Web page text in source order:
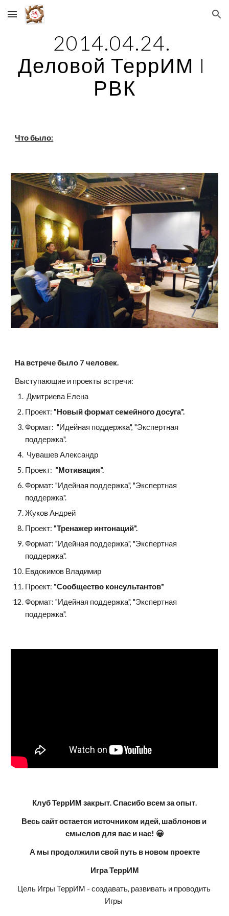
Skip to main content Skip to navigation
2014.04.24.
Деловой ТеррИМ I
РВК
Что было:
На встрече было 7 человек.
Выступающие и проекты встречи:
Дмитриева Елена
Проект: "Новый формат семейного досуга".
Формат:  "Идейная поддержка", "Экспертная
поддержка".
Чувашев Александр
Проект: "Мотивация".
Формат: "Идейная поддержка", "Экспертная
поддержка".
Жуков Андрей
Проект: "Тренажер интонаций".
Формат: "Идейная поддержка", "Экспертная
поддержка".
Евдокимов Владимир
Проект: "Сообщество консультантов"
Формат: "Идейная поддержка", "Экспертная
поддержка".
Клуб ТеррИМ закрыт. Спасибо всем за опыт.
Весь сайт остается источником идей, шаблонов и
смыслов для вас и нас! 😀
А мы продолжили свой путь в новом проекте
Игра ТеррИМ
Цель Игры ТеррИМ - создавать, развивать и проводить
Игры